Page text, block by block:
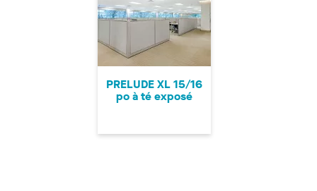
PRELUDE XL 15/16
po à té exposé